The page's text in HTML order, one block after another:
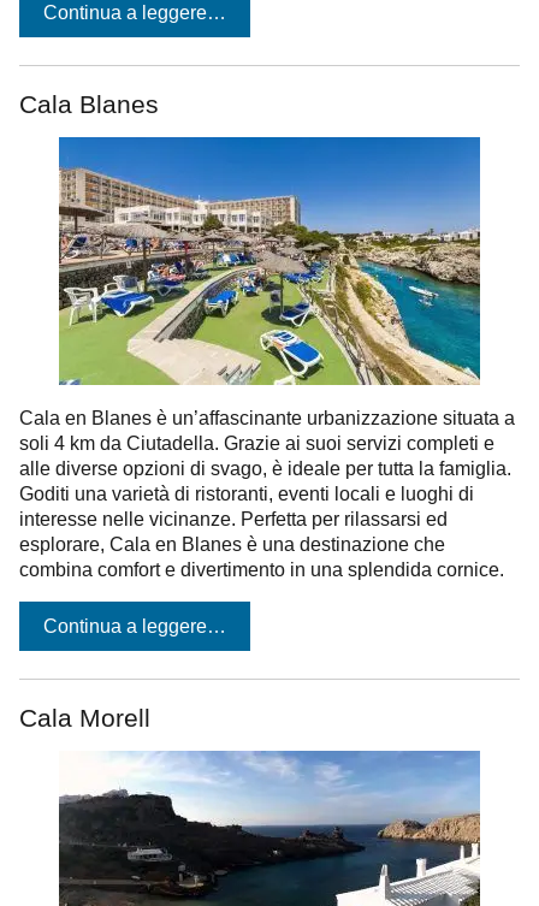
Continua a leggere…
Cala Blanes
Cala en Blanes è un’affascinante urbanizzazione situata a
soli 4 km da Ciutadella. Grazie ai suoi servizi completi e
alle diverse opzioni di svago, è ideale per tutta la famiglia.
Goditi una varietà di ristoranti, eventi locali e luoghi di
interesse nelle vicinanze. Perfetta per rilassarsi ed
esplorare, Cala en Blanes è una destinazione che
combina comfort e divertimento in una splendida cornice.
Continua a leggere…
Cala Morell